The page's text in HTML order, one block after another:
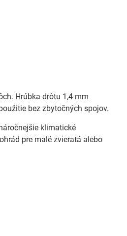
Hrúbka drôtu 1,4 mm
bez zbytočných spojov.
klimatické
pre malé zvieratá alebo